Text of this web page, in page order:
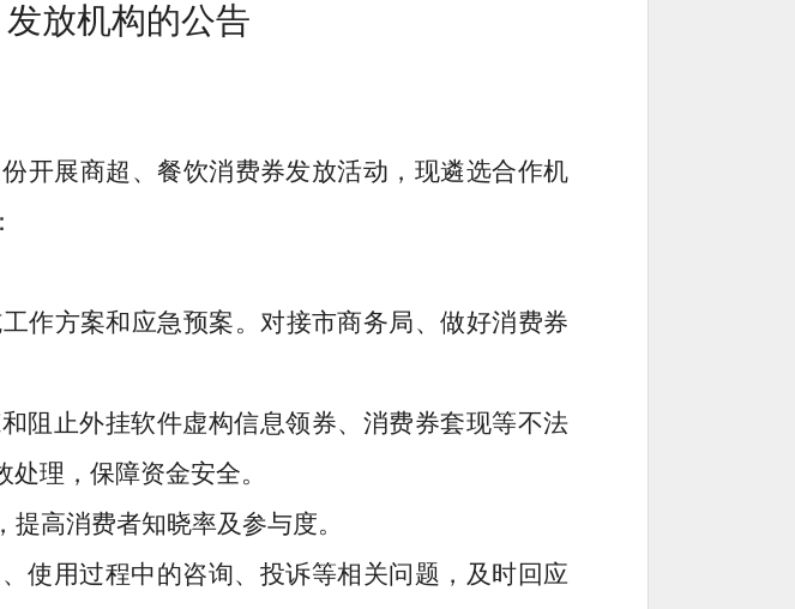
发放机构的公告
开展商超、餐饮消费券发放活动 ，现遴选合作机
作方案和应急预案。对接市商务局、做好消费券
阻止外挂软件虚构信息领券、消费券套现等不法
理，保障资金安全。
高消费者知晓率及参与度。
使用过程中的咨询、投诉等相关问题，及时回应